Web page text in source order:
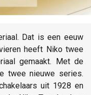
Dat is een eeuw
heeft Niko twee
gemaakt. Met de
twee nieuwe series.
uit 1928 en